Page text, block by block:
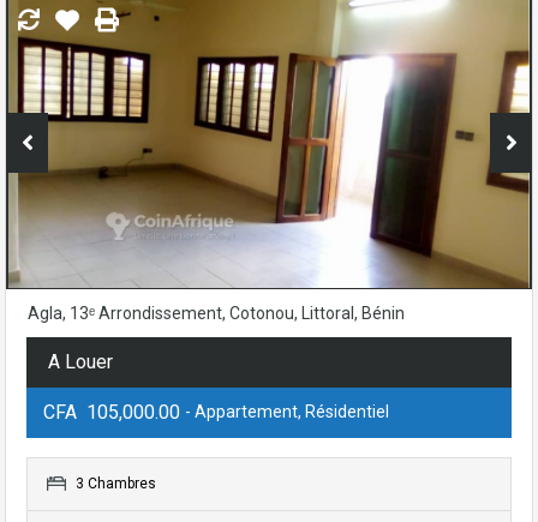
Agla, 13ᵉ Arrondissement, Cotonou, Littoral, Bénin
A Louer
CFA 105,000.00 - Appartement, Résidentiel
3 Chambres